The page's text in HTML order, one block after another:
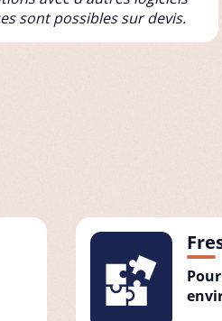
sont possibles sur devis.